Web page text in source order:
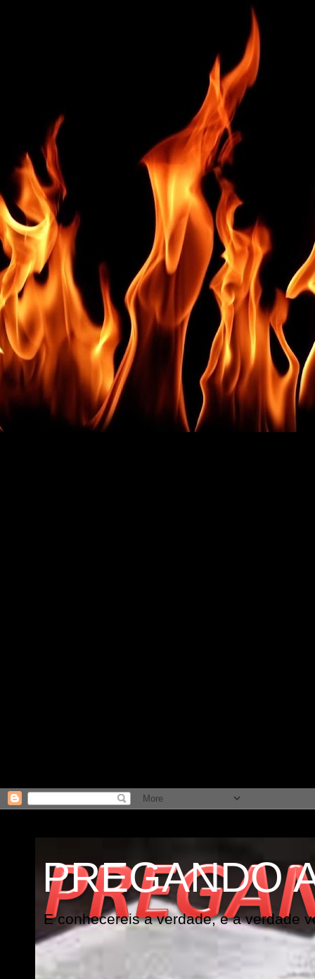
PREGANDO
E conhecereis a verdade, e a verdade